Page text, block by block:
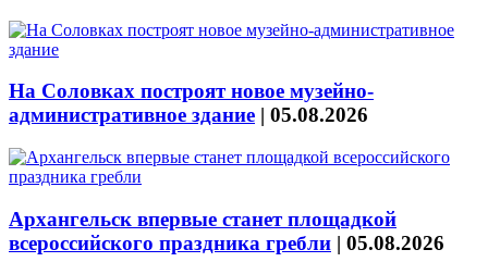
На Соловках построят новое музейно-
административное здание | 05.08.2026
Архангельск впервые станет площадкой
всероссийского праздника гребли | 05.08.2026